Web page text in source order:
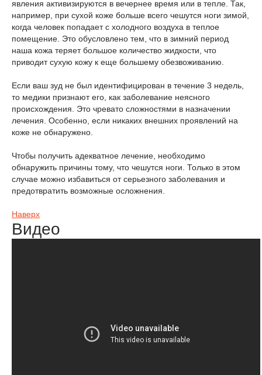
явления активизируются в вечернее время или в тепле. Так,
например, при сухой коже больше всего чешутся ноги зимой,
когда человек попадает с холодного воздуха в теплое
помещение. Это обусловлено тем, что в зимний период
наша кожа теряет большое количество жидкости, что
приводит сухую кожу к еще большему обезвоживанию.
Если ваш зуд не был идентифицирован в течение 3 недель,
то медики признают его, как заболевание неясного
происхождения. Это чревато сложностями в назначении
лечения. Особенно, если никаких внешних проявлений на
коже не обнаружено.
Чтобы получить адекватное лечение, необходимо
обнаружить причины тому, что чешутся ноги. Только в этом
случае можно избавиться от серьезного заболевания и
предотвратить возможные осложнения.
Наверх
Видео